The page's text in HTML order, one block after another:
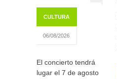
CULTURA
06/08/2026
El concierto tendrá
lugar el 7 de agosto